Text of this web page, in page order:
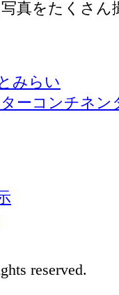
真をたくさ
みらい
ーコンチネ
reserved.